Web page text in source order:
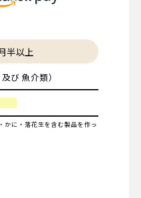
半以上
び 魚介類）
に・落花生を含む製品を作っ